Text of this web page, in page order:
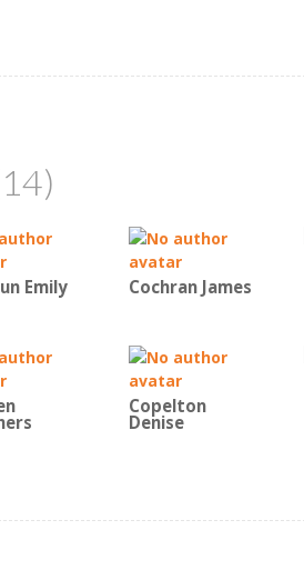
Emily Cochran James
Copelton
Denise